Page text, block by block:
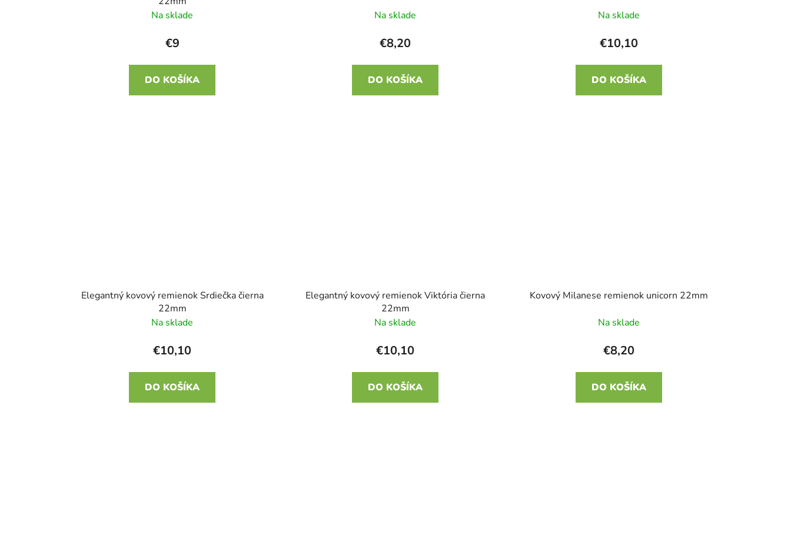
Na sklade
€9
DO KOŠÍKA
Na sklade
€8,20
DO KOŠÍKA
Na sklade
€10,10
DO KOŠÍKA
Elegantný kovový remienok Srdiečka čierna
22mm
Na sklade
€10,10
DO KOŠÍKA
Elegantný kovový remienok Viktória čierna
22mm
Na sklade
€10,10
DO KOŠÍKA
Kovový Milanese remienok unicorn 22mm
Na sklade
€8,20
DO KOŠÍKA